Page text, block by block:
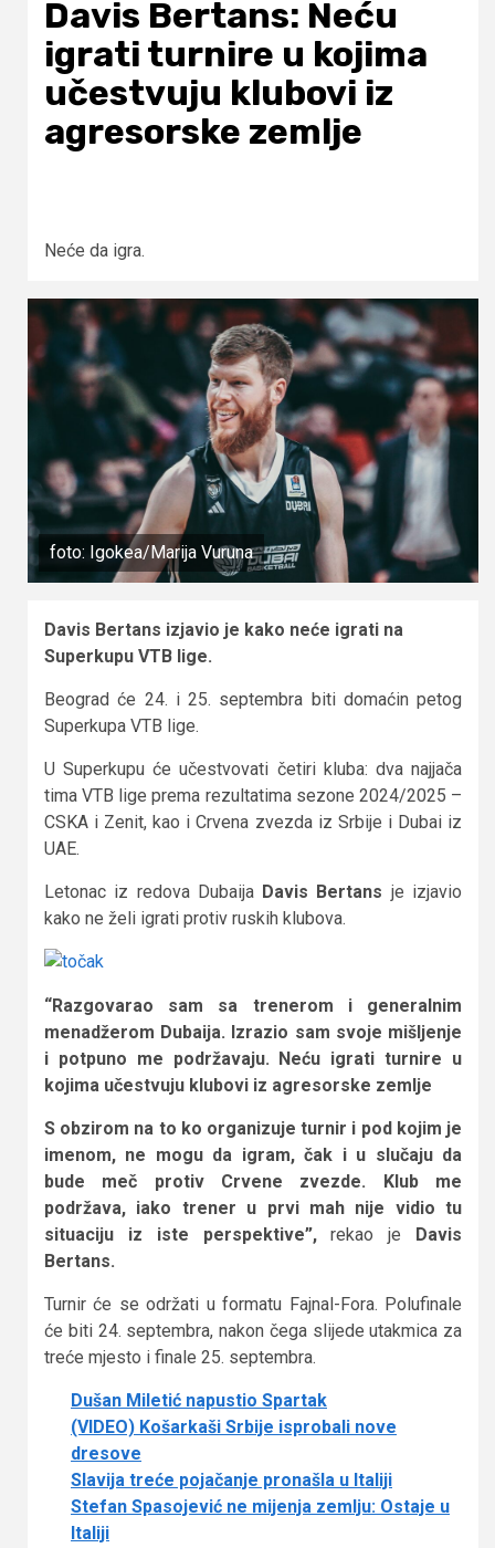
Davis Bertans: Neću
igrati turnire u kojima
učestvuju klubovi iz
agresorske zemlje
Neće da igra.
foto: Igokea/Marija Vuruna
Davis Bertans izjavio je kako neće igrati na
Superkupu VTB lige.
Beograd će 24. i 25. septembra biti domaćin petog
Superkupa VTB lige.
U Superkupu će učestvovati četiri kluba: dva najjača
tima VTB lige prema rezultatima sezone 2024/2025 –
CSKA i Zenit, kao i Crvena zvezda iz Srbije i Dubai iz
UAE.
Letonac iz redova DubaijaDavis Bertans je izjavio
kako ne želi igrati protiv ruskih klubova.
“Razgovarao sam sa trenerom i generalnim
menadžerom Dubaija. Izrazio sam svoje mišljenje
i potpuno me podržavaju. Neću igrati turnire u
kojima učestvuju klubovi iz agresorske zemlje
S obzirom na to ko organizuje turnir i pod kojim je
imenom, ne mogu da igram, čak i u slučaju da
bude meč protiv Crvene zvezde. Klub me
podržava, iako trener u prvi mah nije vidio tu
situaciju iz iste perspektive”,rekao je
Davis
Bertans.
Turnir će se održati u formatu Fajnal-Fora. Polufinale
će biti 24. septembra, nakon čega slijede utakmica za
treće mjesto i finale 25. septembra.
Dušan Miletić napustio Spartak
(VIDEO) Košarkaši Srbije isprobali nove
dresove
Slavija treće pojačanje pronašla u Italiji
Stefan Spasojević ne mijenja zemlju: Ostaje u
Italiji